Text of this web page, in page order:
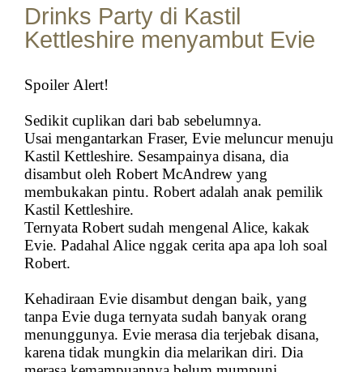
Drinks Party di Kastil
Kettleshire menyambut Evie
Spoiler Alert!
Sedikit cuplikan dari bab sebelumnya.
Usai mengantarkan Fraser, Evie meluncur menuju
Kastil Kettleshire. Sesampainya disana, dia
disambut oleh Robert McAndrew yang
membukakan pintu. Robert adalah anak pemilik
Kastil Kettleshire.
Ternyata Robert sudah mengenal Alice, kakak
Evie. Padahal Alice nggak cerita apa apa loh soal
Robert.
Kehadiraan Evie disambut dengan baik, yang
tanpa Evie duga ternyata sudah banyak orang
menunggunya. Evie merasa dia terjebak disana,
karena tidak mungkin dia melarikan diri. Dia